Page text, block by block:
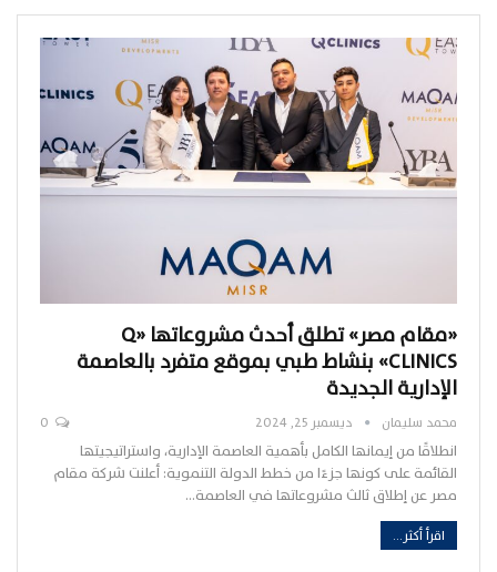
«مقام مصر» تطلق أحدث مشروعاتها «Q
CLINICS» بنشاط طبي بموقع متفرد بالعاصمة
الإدارية الجديدة
محمد سليمان ديسمبر 25, 2024
انطلاقًا من إيمانها الكامل بأهمية العاصمة الإدارية، واستراتيجيتها
القائمة على كونها جزءًا من خطط الدولة التنموية: أعلنت شركة مقام
مصر عن إطلاق ثالث مشروعاتها في العاصمة…
اقرأ أكثر...